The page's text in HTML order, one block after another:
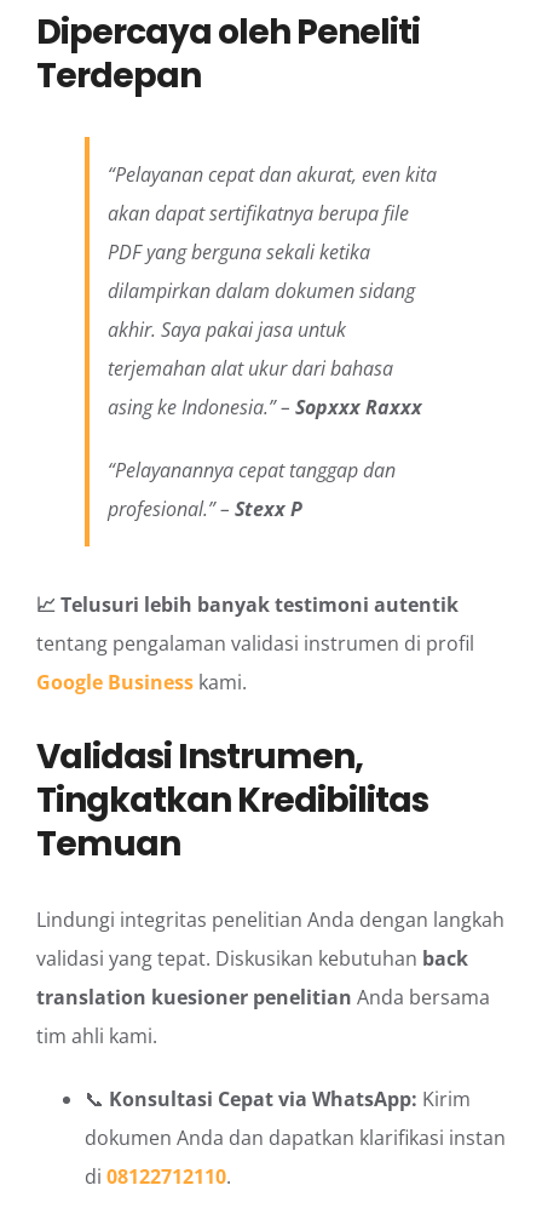
Dipercaya oleh Peneliti
Terdepan
“Pelayanan cepat dan akurat, even kita
akan dapat sertifikatnya berupa file
PDF yang berguna sekali ketika
dilampirkan dalam dokumen sidang
akhir. Saya pakai jasa untuk
terjemahan alat ukur dari bahasa
asing ke Indonesia.” – Sopxxx Raxxx
“Pelayanannya cepat tanggap dan
profesional.” – Stexx P
📈 Telusuri lebih banyak testimoni autentik
tentang pengalaman validasi instrumen di profil
Google Business kami.
Validasi Instrumen,
Tingkatkan Kredibilitas
Temuan
Lindungi integritas penelitian Anda dengan langkah
validasi yang tepat. Diskusikan kebutuhan back
translation kuesioner penelitian Anda bersama
tim ahli kami.
📞 Konsultasi Cepat via WhatsApp: Kirim
dokumen Anda dan dapatkan klarifikasi instan
di 08122712110.